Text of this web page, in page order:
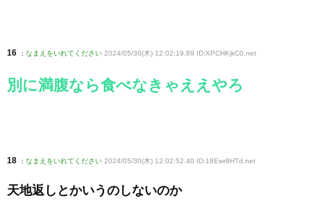
16 : なまえをいれてください 2024/05/30(木) 12:02:19.89 ID:XPCHKjkC0 .net
別に満腹なら食べなきゃええやろ
18 : なまえをいれてください 2024/05/30(木) 12:02:52.40 ID:18Ewr9HTd .net
天地返しとかいうのしないのか